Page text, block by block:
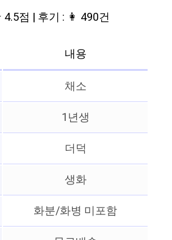
점 | 후기 : 👩 490건
내용
채소
1년생
더덕
생화
화분/화병 미포함